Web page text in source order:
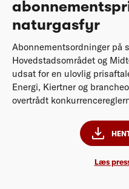
naturgasfyr
Abonnementsordninger på
Hovedstadsområdet og
udsat for en ulovlig
Energi, Kiertner og
overtrådt
Læs